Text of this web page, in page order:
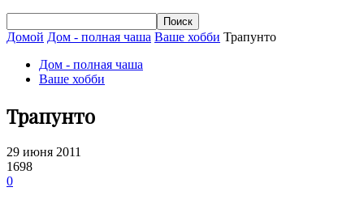
Домой Дом - полная чаша Ваше хобби Трапунто
Дом - полная чаша
Ваше хобби
Трапунто
29 июня 2011
1698
0